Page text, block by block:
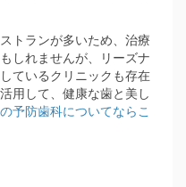
トランが多いため、治療
しれませんが、リーズナ
ているクリニックも存在
用して、健康な歯と美し
予防歯科についてならこ